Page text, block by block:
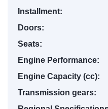
Installment:
Doors:
Seats:
Engine Performance:
Engine Capacity (cc):
Transmission gears: